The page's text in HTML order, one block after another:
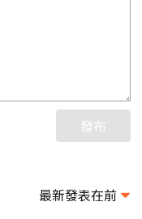
發布
最新發表在前